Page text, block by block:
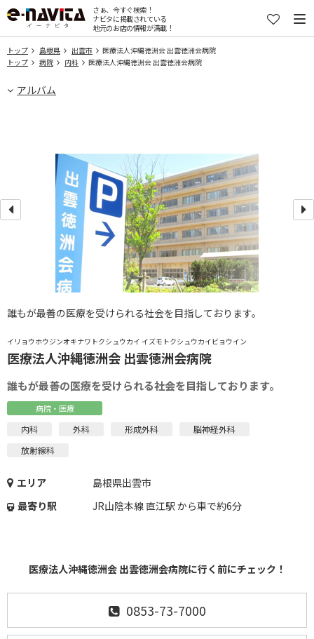
さぁ、今すぐ検索！
ナビタに掲載されている
地元のお店の情報が満載！
トップ 島根県 出雲市
医療法人沖縄徳洲会 出雲徳洲会病院
トップ
病院 内科 医療法人沖縄徳洲会 出雲徳洲会病院
アルバム
イリョウホウジンオキナワトクシュウカイ イズモトクシュウカイビョウイン
医療法人沖縄徳洲会 出雲徳洲会病院
誰もが最善の医療を受けられる社会を目指しております。
病院・医療
内科 外科 形成外科
脳神経外科
放射線科
エリア
島根県出雲市
最寄り駅
JR山陰本線 直江駅 から車で約6分
医療法人沖縄徳洲会 出雲徳洲会病院に行く前にチェック！
0853-73-7000
誰もが最善の医療を受けられる社会を目指しております。